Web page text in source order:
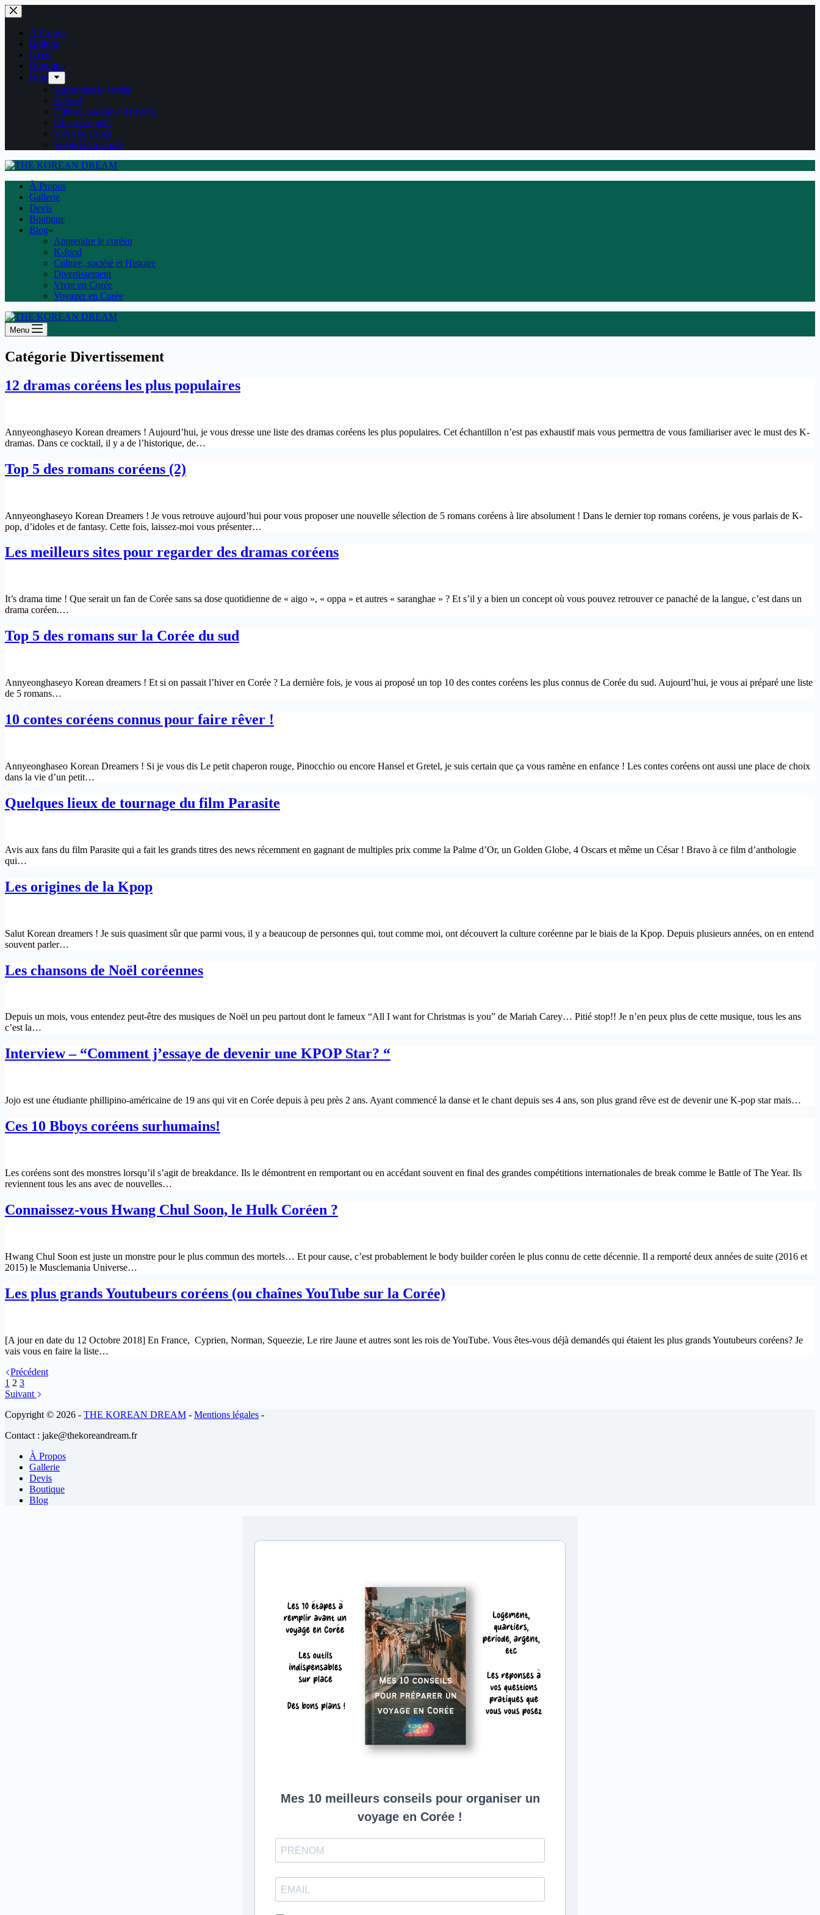
Passer
au
contenuÀ Propos
Gallerie
Devis
Boutique
Blog
Apprendre le coréen
K-food
Culture, société et Histoire
Divertissement
Vivre en Corée
Voyager en Corée
À Propos
Gallerie
Devis
Boutique
Blog
Apprendre le coréen
K-food
Culture, société et Histoire
Divertissement
Vivre en Corée
Voyager en Corée
Menu
Catégorie Divertissement
12 dramas coréens les plus populaires
Annyeonghaseyo Korean dreamers ! Aujourd’hui, je vous dresse une liste des dramas coréens les plus populaires. Cet échantillon n’est pas exhaustif mais vous permettra de vous familiariser avec le must des K-
dramas. Dans ce cocktail, il y a de l’historique, de…
Top 5 des romans coréens (2)
Annyeonghaseyo Korean Dreamers ! Je vous retrouve aujourd’hui pour vous proposer une nouvelle sélection de 5 romans coréens à lire absolument ! Dans le dernier top romans coréens, je vous parlais de K-
pop, d’idoles et de fantasy. Cette fois, laissez-moi vous présenter…
Les meilleurs sites pour regarder des dramas coréens
It’s drama time ! Que serait un fan de Corée sans sa dose quotidienne de « aigo », « oppa » et autres « saranghae » ? Et s’il y a bien un concept où vous pouvez retrouver ce panaché de la langue, c’est dans un
drama coréen.…
Top 5 des romans sur la Corée du sud
Annyeonghaseyo Korean dreamers ! Et si on passait l’hiver en Corée ? La dernière fois, je vous ai proposé un top 10 des contes coréens les plus connus de Corée du sud. Aujourd’hui, je vous ai préparé une liste
de 5 romans…
10 contes coréens connus pour faire rêver !
Annyeonghaseo Korean Dreamers ! Si je vous dis Le petit chaperon rouge, Pinocchio ou encore Hansel et Gretel, je suis certain que ça vous ramène en enfance ! Les contes coréens ont aussi une place de choix
dans la vie d’un petit…
Quelques lieux de tournage du film Parasite
Avis aux fans du film Parasite qui a fait les grands titres des news récemment en gagnant de multiples prix comme la Palme d’Or, un Golden Globe, 4 Oscars et même un César ! Bravo à ce film d’anthologie
qui…
Les origines de la Kpop
Salut Korean dreamers ! Je suis quasiment sûr que parmi vous, il y a beaucoup de personnes qui, tout comme moi, ont découvert la culture coréenne par le biais de la Kpop. Depuis plusieurs années, on en entend
souvent parler…
Les chansons de Noël coréennes
Depuis un mois, vous entendez peut-être des musiques de Noël un peu partout dont le fameux “All I want for Christmas is you” de Mariah Carey… Pitié stop!! Je n’en peux plus de cette musique, tous les ans
c’est la…
Interview – “Comment j’essaye de devenir une KPOP Star? “
Jojo est une étudiante phillipino-américaine de 19 ans qui vit en Corée depuis à peu près 2 ans. Ayant commencé la danse et le chant depuis ses 4 ans, son plus grand rêve est de devenir une K-pop star mais…
Ces 10 Bboys coréens surhumains!
Les coréens sont des monstres lorsqu’il s’agit de breakdance. Ils le démontrent en remportant ou en accédant souvent en final des grandes compétitions internationales de break comme le Battle of The Year. Ils
reviennent tous les ans avec de nouvelles…
Connaissez-vous Hwang Chul Soon, le Hulk Coréen ?
Hwang Chul Soon est juste un monstre pour le plus commun des mortels… Et pour cause, c’est probablement le body builder coréen le plus connu de cette décennie. Il a remporté deux années de suite (2016 et
2015) le Musclemania Universe…
Les plus grands Youtubeurs coréens (ou chaînes YouTube sur la Corée)
[A jour en date du 12 Octobre 2018] En France, Cyprien, Norman, Squeezie, Le rire Jaune et autres sont les rois de YouTube. Vous êtes-vous déjà demandés qui étaient les plus grands Youtubeurs coréens? Je
vais vous en faire la liste…
Précédent
1 2 3
Suivant
Copyright © 2026 - THE KOREAN DREAM - Mentions légales -
Contact : jake@thekoreandream.fr
À Propos
Gallerie
Devis
Boutique
Blog